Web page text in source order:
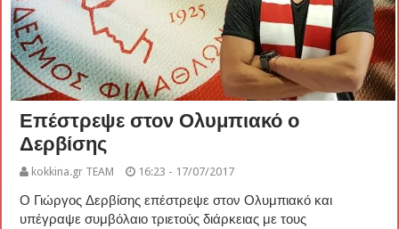
Επέστρεψε στον Ολυμπιακό ο
Δερβίσης
kokkina.gr TEAM 16:23 - 17/07/2017
Ο Γιώργος Δερβίσης επέστρεψε στον Ολυμπιακό και
υπέγραψε συμβόλαιο τριετούς διάρκειας με τους